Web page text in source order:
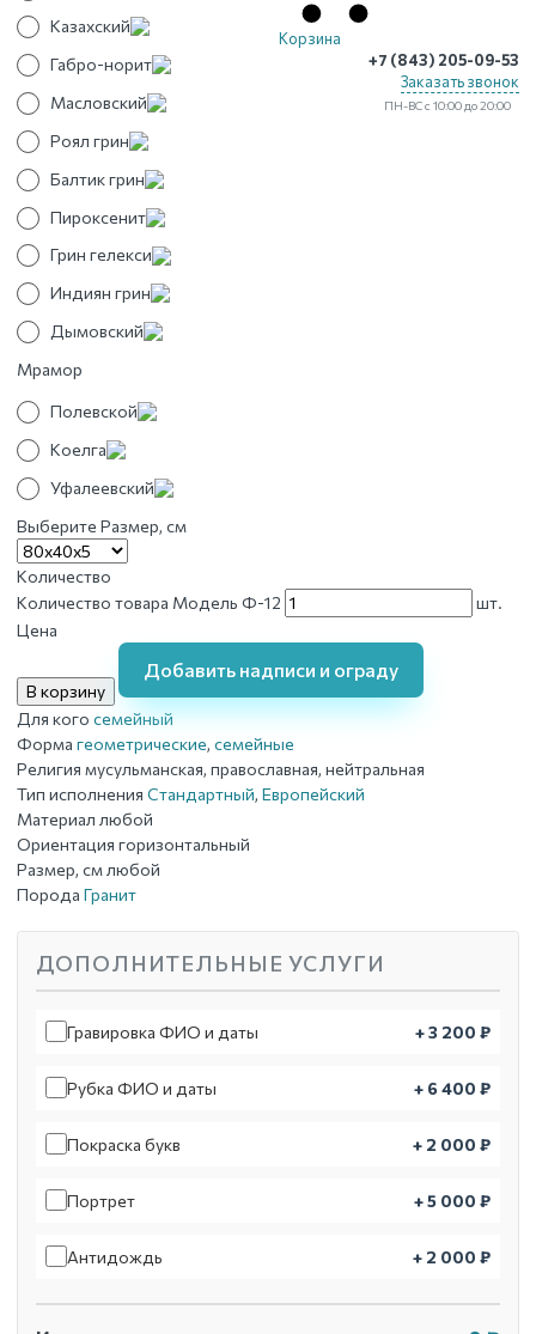
Корзина
+7 (843) 205-09-53
Заказать звонок
ПН-ВС с 10:00 до 20:00
Казахский
Габро-норит
Масловский
Роял грин
Балтик грин
Пироксенит
Грин гелекси
Индиян грин
Дымовский
Мрамор
Полевской
Коелга
Уфалеевский
Выберите Размер, см
Количество
Количество товара Модель Ф-12
шт.
Цена
В корзину
Добавить надписи и ограду
Для кого семейный
Форма геометрические, семейные
Религия мусульманская, православная, нейтральная
Тип исполнения Стандартный, Европейский
Материал любой
Ориентация горизонтальный
Размер, см любой
Порода Гранит
ДОПОЛНИТЕЛЬНЫЕ УСЛУГИ
Гравировка ФИО и даты + 3 200 ₽
Рубка ФИО и даты + 6 400 ₽
Покраска букв + 2 000 ₽
Портрет + 5 000 ₽
Антидождь + 2 000 ₽